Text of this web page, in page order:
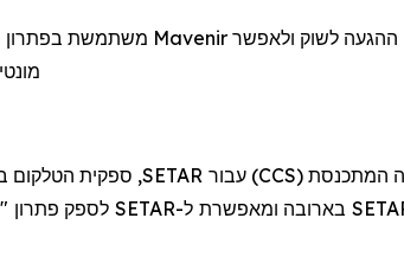
המתכנסת (CCS) עבור SETAR, ספקית הטלקום
בארובה ומאפשרת ל-SETAR לספק פתרון